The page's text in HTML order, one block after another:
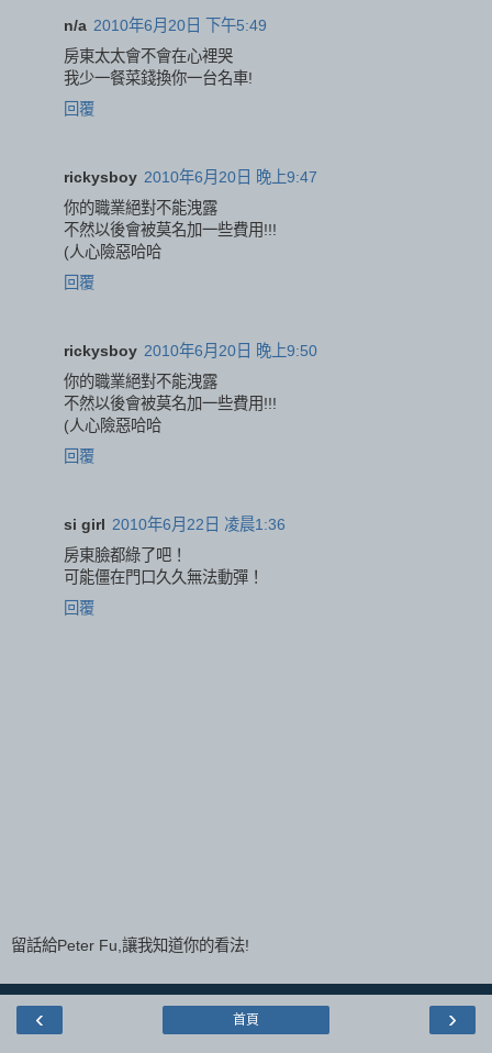
n/a 2010年6月20日 下午5:49
房東太太會不會在心裡哭
我少一餐菜錢換你一台名車!
回覆
rickysboy 2010年6月20日 晚上9:47
你的職業絕對不能洩露
不然以後會被莫名加一些費用!!!
(人心險惡哈哈
回覆
rickysboy 2010年6月20日 晚上9:50
你的職業絕對不能洩露
不然以後會被莫名加一些費用!!!
(人心險惡哈哈
回覆
si girl 2010年6月22日 凌晨1:36
房東臉都綠了吧！
可能僵在門口久久無法動彈！
回覆
留話給Peter Fu,讓我知道你的看法!
‹ ›
首頁